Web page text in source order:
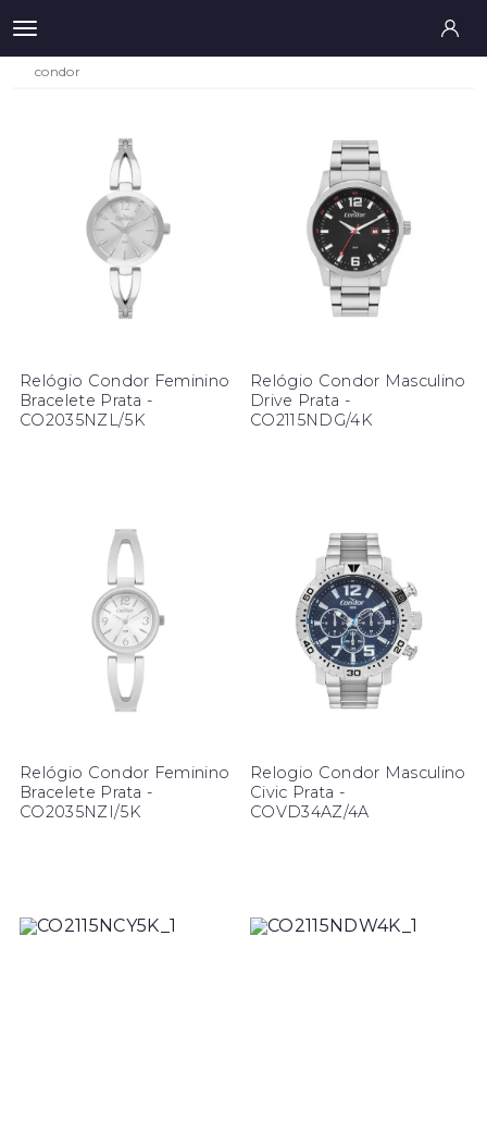
condor
Relógio Condor Feminino
Bracelete Prata -
CO2035NZL/5K
Relógio Condor Masculino
Drive Prata -
CO2115NDG/4K
Relógio Condor Feminino
Bracelete Prata -
CO2035NZI/5K
Relogio Condor Masculino
Civic Prata -
COVD34AZ/4A